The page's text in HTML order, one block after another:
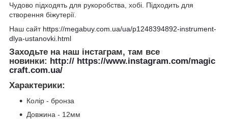
Чудово підходять для рукоробства, хобі. Підходить для
створення біжутерії.
Наш сайт https://megabuy.com.ua/ua/p1248394892-instrument-
dlya-ustanovki.html
Заходьте на наш інстаграм, там все
новинки: http:// https://www.instagram.com/magic
craft.com.ua/
Характерики:
Колір - бронза
Довжина - 12мм